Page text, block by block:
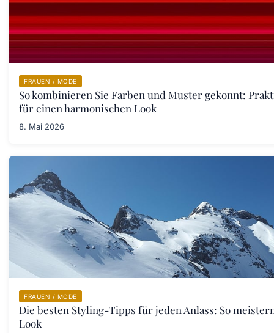
FRAUEN / MODE
So kombinieren Sie Farben und Muster gekonnt:
für einen harmonischen Look
8. Mai 2026
FRAUEN / MODE
Die besten Styling-Tipps für jeden Anlass: So
Look